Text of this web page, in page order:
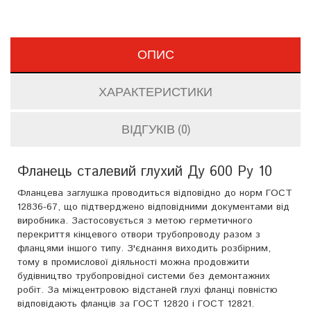
ОПИС
ХАРАКТЕРИСТИКИ
ВІДГУКІВ (0)
Фланець сталевий глухий Ду 600 Ру 10
Фланцева заглушка проводиться відповідно до норм ГОСТ
12836-67, що підтверджено відповідними документами від
виробника. Застосовується з метою герметичного
перекриття кінцевого отвори трубопроводу разом з
фланцями іншого типу. З'єднання виходить розбірним,
тому в промислової діяльності можна продовжити
будівництво трубопровідної системи без демонтажних
робіт. За міжцентровою відстаней глухі фланці повністю
відповідають фланців за ГОСТ 12820 і ГОСТ 12821.